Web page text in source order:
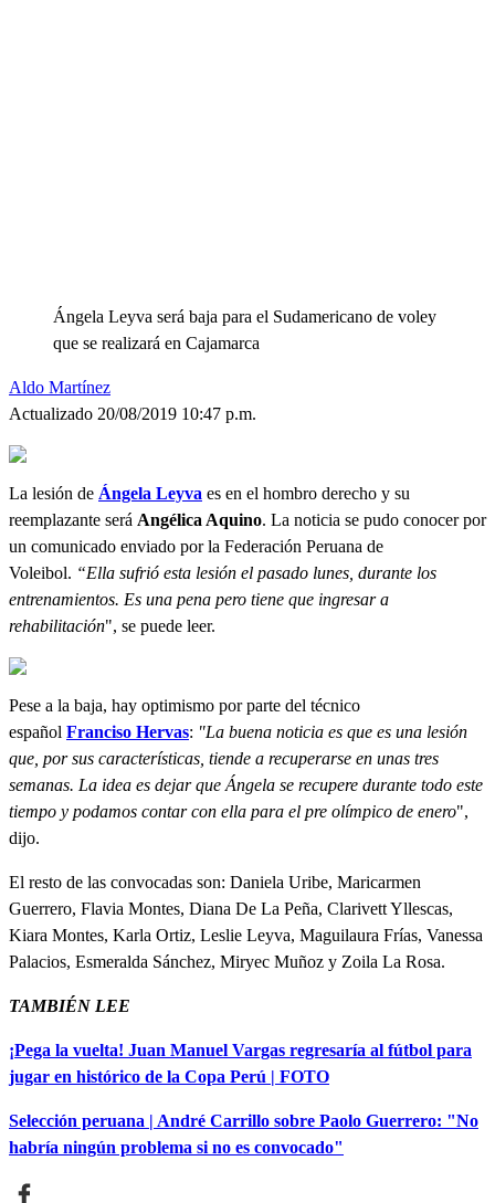
Ángela Leyva será baja para el Sudamericano de voley
que se realizará en Cajamarca
Aldo Martínez
Actualizado 20/08/2019 10:47 p.m.
La lesión de Ángela Leyva es en el hombro derecho y su
reemplazante será Angélica Aquino. La noticia se pudo conocer por
un comunicado enviado por la Federación Peruana de
Voleibol. “Ella sufrió esta lesión el pasado lunes, durante los
entrenamientos. Es una pena pero tiene que ingresar a
rehabilitación", se puede leer.
Pese a la baja, hay optimismo por parte del técnico
español Franciso Hervas: "La buena noticia es que es una lesión
que, por sus características, tiende a recuperarse en unas tres
semanas. La idea es dejar que Ángela se recupere durante todo este
tiempo y podamos contar con ella para el pre olímpico de enero",
dijo.
El resto de las convocadas son: Daniela Uribe, Maricarmen
Guerrero, Flavia Montes, Diana De La Peña, Clarivett Yllescas,
Kiara Montes, Karla Ortiz, Leslie Leyva, Maguilaura Frías, Vanessa
Palacios, Esmeralda Sánchez, Miryec Muñoz y Zoila La Rosa.
TAMBIÉN LEE
¡Pega la vuelta! Juan Manuel Vargas regresaría al fútbol para
jugar en histórico de la Copa Perú | FOTO
Selección peruana | André Carrillo sobre Paolo Guerrero: "No
habría ningún problema si no es convocado"